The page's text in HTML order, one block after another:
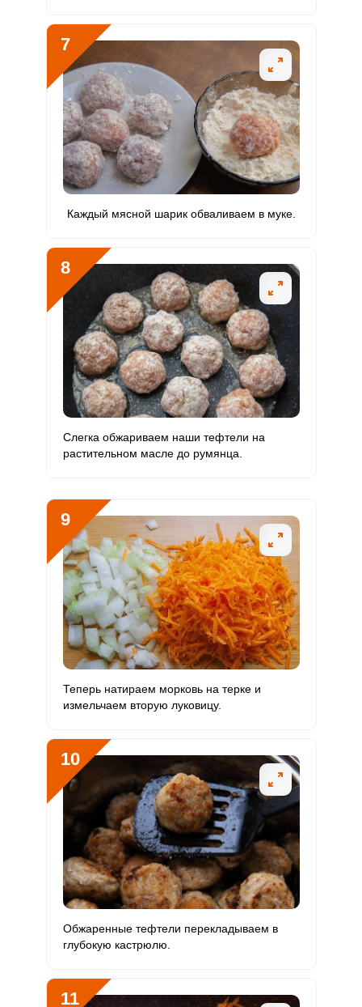
7
Каждый мясной шарик обваливаем в муке.
8
Слегка обжариваем наши тефтели на
растительном масле до румянца.
9
Теперь натираем морковь на терке и
измельчаем вторую луковицу.
10
Обжаренные тефтели перекладываем в
глубокую кастрюлю.
11
ВХОД НА САЙТ
с помощью социальных сетей:
ШАГ1 ИЗ 16
Сообщить об ошибке